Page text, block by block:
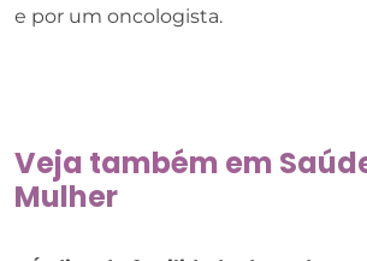
e por um oncologista.
Veja também em
Mulher